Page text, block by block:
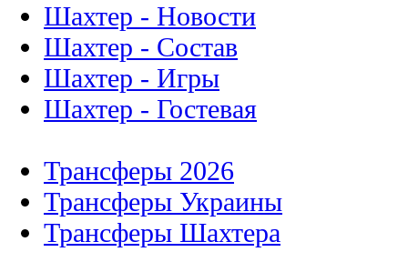
Шахтер - Новости
Шахтер - Состав
Шахтер - Игры
Шахтер - Гостевая
Трансферы 2026
Трансферы Украины
Трансферы Шахтера